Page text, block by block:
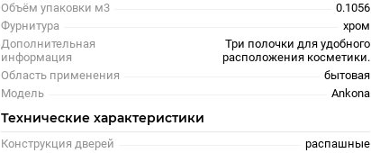
Объём упаковки м3
0.1056
Фурнитура
хром
Дополнительная
информация
Три полочки для удобного
расположения косметики.
Область применения
бытовая
Модель
Ankona
Технические характеристики
Конструкция дверей
распашные